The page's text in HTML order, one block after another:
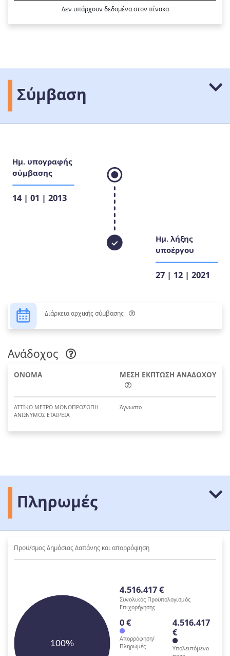
Δεν υπάρχουν δεδομένα στον πίνακα
Σύμβαση
Ημ. υπογραφής
σύμβασης
14 | 01 | 2013
Ημ. λήξης
υποέργου
27 | 12 | 2021
Διάρκεια αρχικής σύμβασης
Ανάδοχος
ΟΝΟΜΑ ΜΕΣΗ ΕΚΠΤΩΣΗ ΑΝΑΔΟΧΟΥ
ΑΤΤΙΚΟ ΜΕΤΡΟ ΜΟΝΟΠΡΟΣΩΠΗ
ΑΝΩΝΥΜΟΣ ΕΤΑΙΡΕΙΑ
Άγνωστο
Πληρωμές
Προϋ/σμος Δημόσιας Δαπάνης και απορρόφηση
100%
4.516.417 €
Συνολικός Προϋπολογισμός
Επιχορήγησης
0 €
Απορρόφηση/
Πληρωμές
4.516.417
€
Υπολειπόμενο